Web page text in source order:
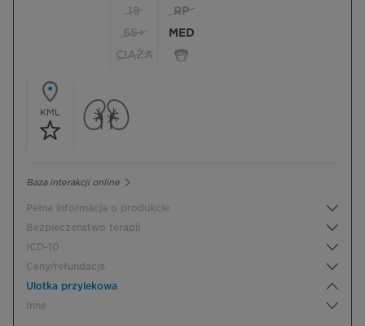
18
65+
CIĄŻA
RP
MED
KML
Baza interakcji online
Pełna informacja o produkcie
Bezpieczeństwo terapii
ICD-10
Ceny/refundacja
Ulotka przylekowa
Inne